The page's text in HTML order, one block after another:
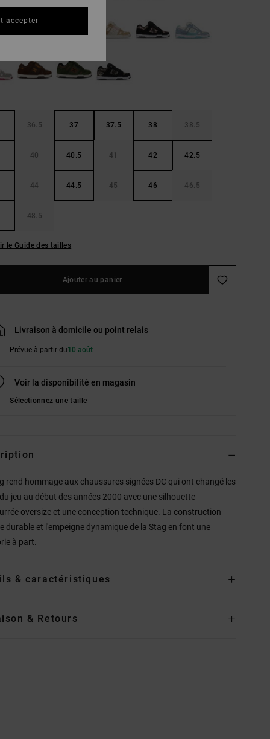
36.5 37 37.5 38 38.5
40 40.5 41 42 42.5
44 44.5 45 46 46.5
48.5
le Guide des tailles
Ajouter au panier
Livraison à domicile ou point relais
Prévue à partir du10 août
Voir la disponibilité en magasin
Sélectionnez une taille
rend hommage aux chaussures signées DC qui ont changé les
jeu au début des années 2000 avec une silhouette
oversize et une conception technique. La construction
durable et l'empeigne dynamique de la Stag en font une
à part.
& caractéristiques
& Retours
accepter